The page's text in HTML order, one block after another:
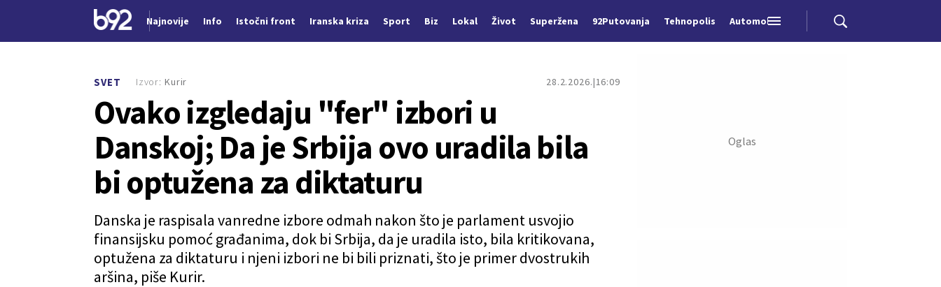
Najnovije Info Istočni front Iranska kriza Sport Biz Lokal Život Superžena 92Putovanja Tehnopolis Automobili
SVET 28.2.2026. 16:09
Ovako izgledaju "fer" izbori u
Danskoj; Da je Srbija ovo uradila bila
bi optužena za diktaturu
Danska je raspisala vanredne izbore odmah nakon što je parlament usvojio
finansijsku pomoć građanima, dok bi Srbija, da je uradila isto, bila kritikovana,
optužena za diktaturu i njeni izbori ne bi bili priznati, što je primer dvostrukih
aršina, piše Kurir.
Izvor: Kurir